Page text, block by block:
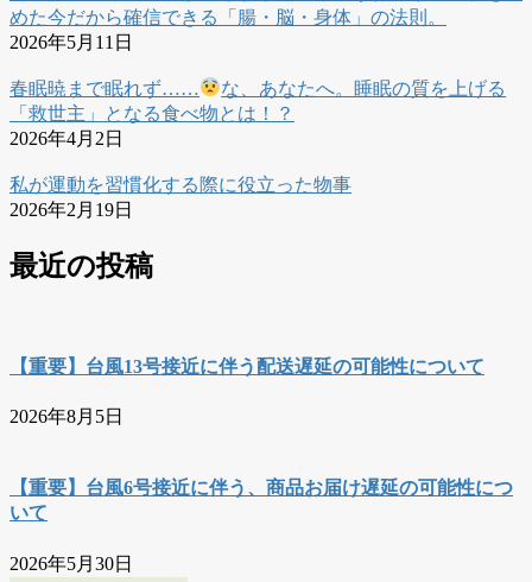
めた今だから確信できる「腸・脳・身体」の法則。
2026年5月11日
春眠暁まで眠れず……
な、あなたへ。睡眠の質を上げる
「救世主」となる食べ物とは！？
2026年4月2日
私が運動を習慣化する際に役立った物事
2026年2月19日
最近の投稿
【重要】台風13号接近に伴う配送遅延の可能性について
2026年8月5日
【重要】台風6号接近に伴う、商品お届け遅延の可能性につ
いて
2026年5月30日